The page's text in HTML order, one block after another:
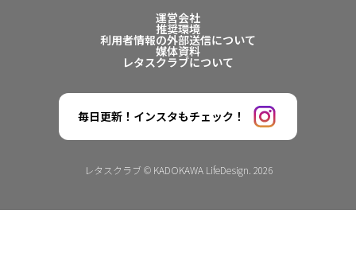
運営会社
推奨環境
利用者情報の外部送信について
媒体資料
レタスクラブについて
毎日更新！インスタもチェック！
レタスクラブ © KADOKAWA LifeDesign. 2026